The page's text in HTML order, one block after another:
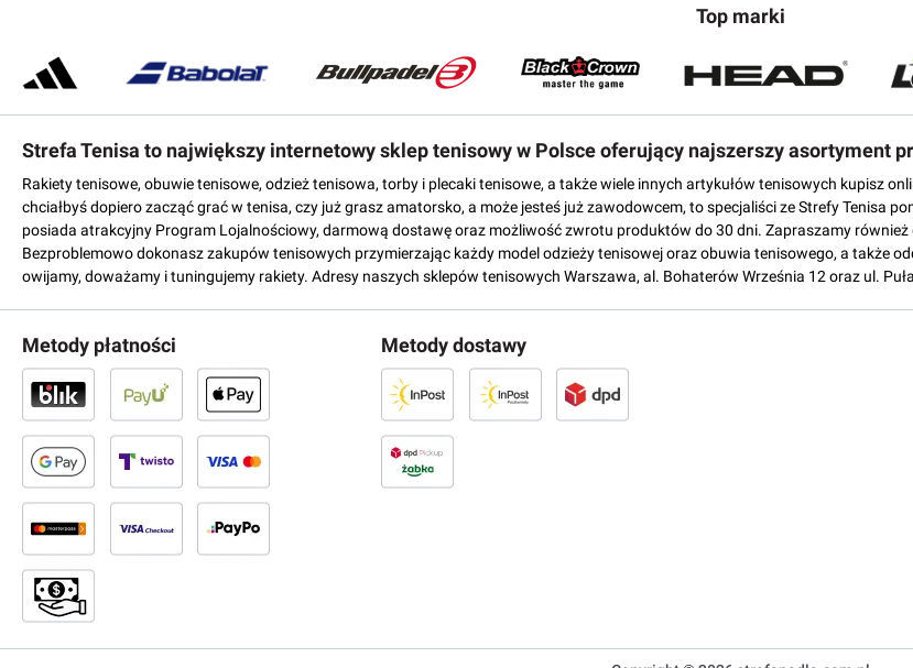
Top marki
Strefa Tenisa to największy internetowy sklep tenisowy w Polsce oferujący najszerszy asortyment
Rakiety tenisowe, obuwie tenisowe, odzież tenisowa, torby i plecaki tenisowe, a także wiele innych artykułów tenisowych kupisz
chciałbyś dopiero zacząć grać w tenisa, czy już grasz amatorsko, a może jesteś już zawodowcem, to specjaliści ze Strefy Tenisa
posiada atrakcyjny Program Lojalnościowy, darmową dostawę oraz możliwość zwrotu produktów do 30 dni. Zapraszamy
Bezproblemowo dokonasz zakupów tenisowych przymierzając każdy model odzieży tenisowej oraz obuwia tenisowego, a także
owijamy, doważamy i tuningujemy rakiety. Adresy naszych sklepów tenisowych Warszawa, al. Bohaterów Września 12 oraz ul.
Metody płatności Metody dostawy